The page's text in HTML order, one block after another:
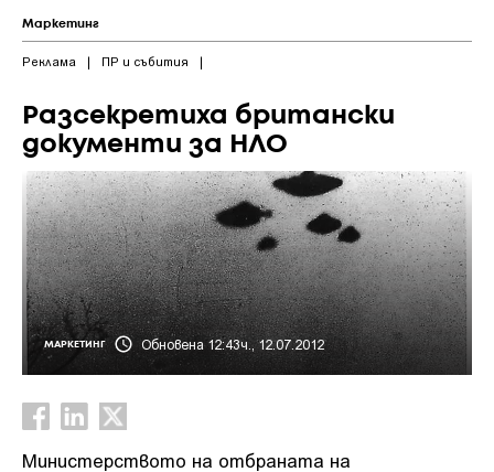
Маркетинг
Реклама | ПР и събития |
Разсекретиха британски
документи за НЛО
МАРКЕТИНГ Обновена 12:43ч., 12.07.2012
Министерството на отбраната на